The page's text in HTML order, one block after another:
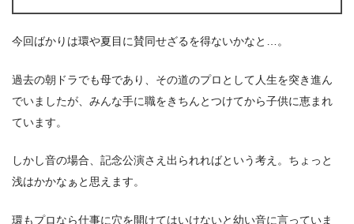
今回ばかりは環や夏目に賛同せざるを得ないかなと…。
過去の朝ドラでも母であり、その道のプロとして人生を突き進ん
でいましたが、みんな手に職をきちんとつけてから子供に恵まれ
ています。
しかし音の場合、記念公演さえ出られればという考え。ちょっと
浅はかかなぁと思えます。
環もプロなら仕事に穴を開けてはいけないと幼い音に言っていま